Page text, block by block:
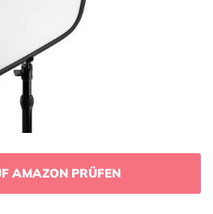
AMAZON PRÜFEN